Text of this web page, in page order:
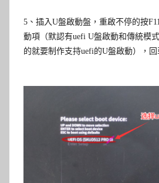
5 、插入 U盤啟動盤，重啟不停的按
動項（默認有uefi U盤啟動和傳統模
的就要制作支持uefi的U盤啟動），回